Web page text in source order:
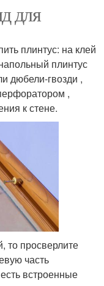
для
плинтус: на клей
плинтус
дюбели-гвозди ,
,
к стене.
то просверлите
часть
встроенные